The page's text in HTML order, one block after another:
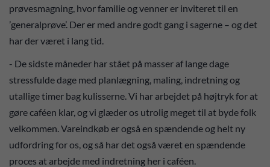
prøvesmagning, hvor familie og venner er inviteret til en
’generalprøve’. Der er med andre godt gang i sagerne – og det
har der været i lang tid.
- De sidste måneder har stået på masser af lange dage
stressfulde dage med planlægning, maling, indretning og
utallige timer bag kulisserne. Vi har arbejdet på højtryk for at
gøre caféen klar, og vi glæder os utrolig meget til at byde folk
velkommen. Vareindkøb er også en spændende og helt ny
udfordring for os, og så har det også været en spændende
proces at arbejde med indretning her i caféen.